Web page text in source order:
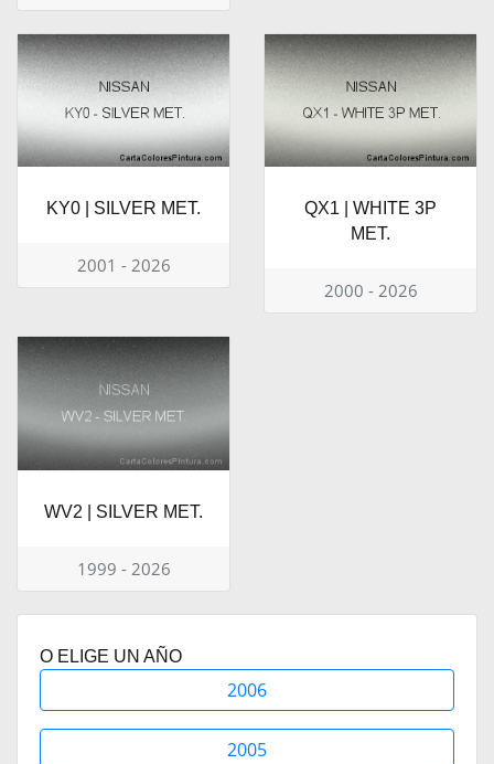
KY0 | SILVER MET.
2001 - 2026
QX1 | WHITE 3P
MET.
2000 - 2026
WV2 | SILVER MET.
1999 - 2026
O ELIGE UN AÑO
2006
2005